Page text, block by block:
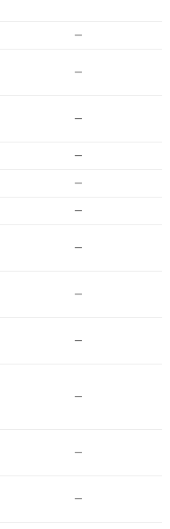
—
—
—
—
—
—
—
—
—
—
—
—